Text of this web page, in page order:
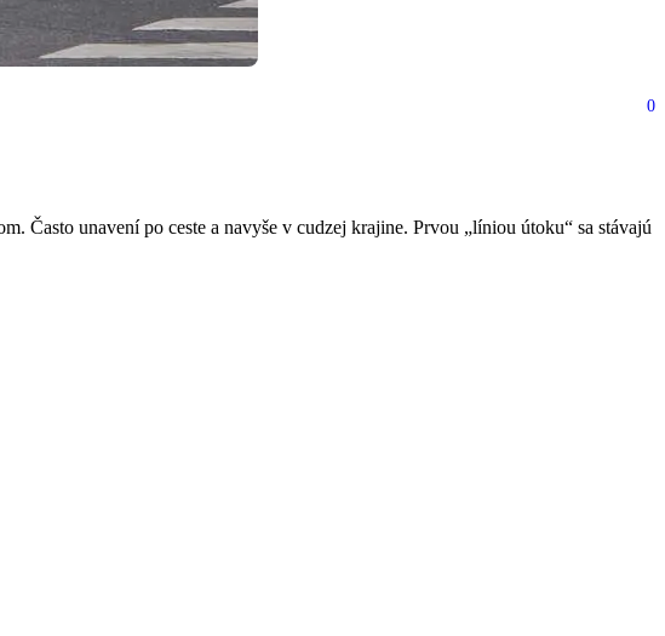
0
unavení po ceste a navyše v cudzej krajine. Prvou „líniou útoku“ sa stávajú